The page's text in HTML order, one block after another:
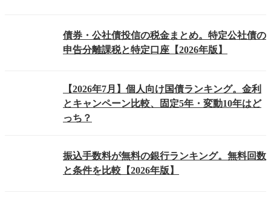
債券・公社債投信の税金まとめ。特定公社債の
申告分離課税と特定口座【2026年版】
【2026年7月】個人向け国債ランキング。金利
とキャンペーン比較、固定5年・変動10年はど
っち？
振込手数料が無料の銀行ランキング。無料回数
と条件を比較【2026年版】